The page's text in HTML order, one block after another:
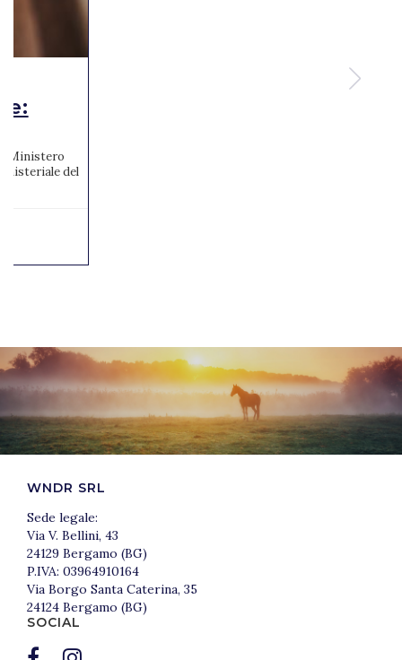
Ministero
del
WNDR SRL
Sede legale:
Via V. Bellini, 43
24129 Bergamo (BG)
P.IVA: 03964910164
Via Borgo Santa Caterina, 35
24124 Bergamo (BG)
SOCIAL